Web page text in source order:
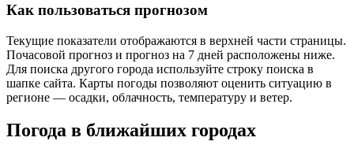
Как пользоваться прогнозом
Текущие показатели отображаются в верхней части страницы.
Почасовой прогноз и прогноз на 7 дней расположены ниже.
Для поиска другого города используйте строку поиска в
шапке сайта. Карты погоды позволяют оценить ситуацию в
регионе — осадки, облачность, температуру и ветер.
Погода в ближайших городах